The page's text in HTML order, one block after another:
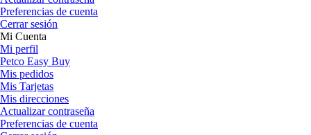
Preferencias de cuenta
Cerrar sesión
Mi Cuenta
Mi perfil
Petco Easy Buy
Mis pedidos
Mis Tarjetas
Mis direcciones
Actualizar contraseña
Preferencias de cuenta